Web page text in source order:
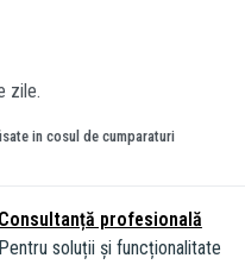
zile.
in cosul de cumparaturi
Consultanță profesională
Pentru soluții și funcționalitate